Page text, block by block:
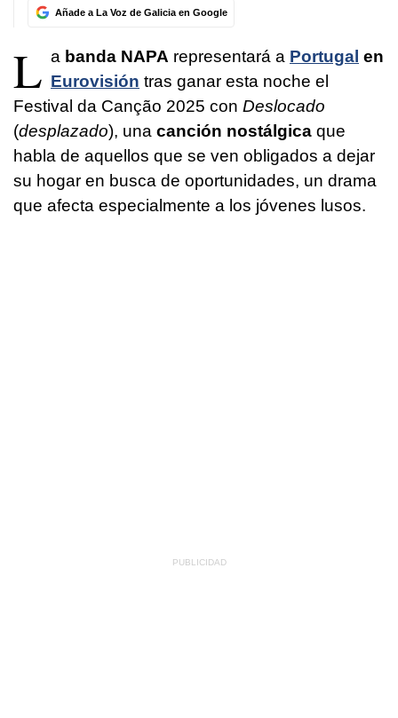
Añade a La Voz de Galicia en Google
L a banda NAPA representará a Portugal en
Eurovisión tras ganar esta noche el
Festival da Canção 2025 con Deslocado
(desplazado), una canción nostálgica que
habla de aquellos que se ven obligados a dejar
su hogar en busca de oportunidades, un drama
que afecta especialmente a los jóvenes lusos.